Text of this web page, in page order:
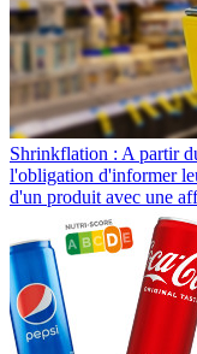
Shrinkflation : A partir
l'obligation d'informer
d'un produit avec une